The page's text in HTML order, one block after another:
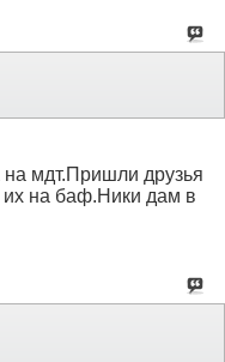
мдт.Пришли друзья
на баф.Ники дам в